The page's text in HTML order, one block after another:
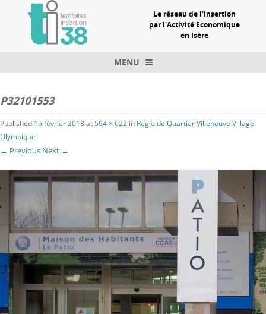
Le réseau de l'Insertion
par l'Activité Economique
en Isère
MENU
P32101553
Published 15 février 2018at594 × 622 in Regie de Quartier Villeneuve Village
Olympique
← Previous Next →